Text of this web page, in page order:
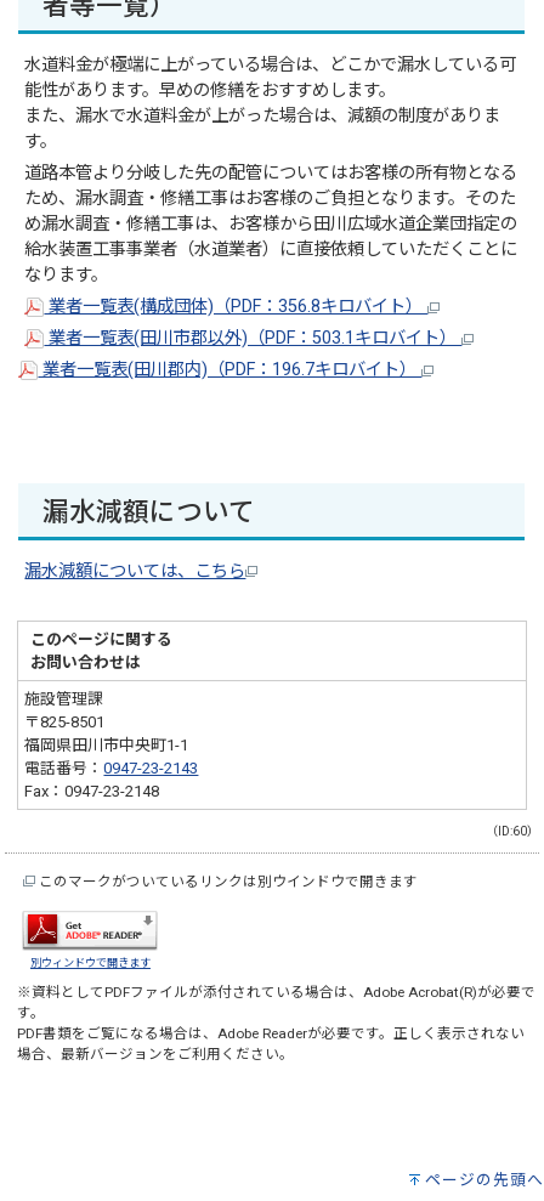
水道料金が極端に上がっている場合は、どこかで漏水している可
能性があります。早めの修繕をおすすめします。
また、漏水で水道料金が上がった場合は、減額の制度がありま
す。
道路本管より分岐した先の配管についてはお客様の所有物となる
ため、漏水調査・修繕工事はお客様のご負担となります。そのた
め漏水調査・修繕工事は、お客様から田川広域水道企業団指定の
給水装置工事事業者（水道業者）に直接依頼していただくことに
なります。
業者一覧表(構成団体)（PDF：356.8キロバイト）
業者一覧表(田川市郡以外)（PDF：503.1キロバイト）
業者一覧表(田川郡内)（PDF：196.7キロバイト）
漏水減額について
漏水減額については、こちら
このページに関する
お問い合わせは
施設管理課
〒825-8501
福岡県田川市中央町1-1
電話番号：0947-23-2143
Fax：0947-23-2148
（ID:60）
このマークがついているリンクは別ウインドウで開きます
別ウィンドウで開きます
※資料としてPDFファイルが添付されている場合は、Adobe Acrobat(R)が必要で
す。
PDF書類をご覧になる場合は、Adobe Readerが必要です。正しく表示されない
場合、最新バージョンをご利用ください。
ページの先頭へ